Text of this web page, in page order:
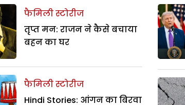
फैमिली स्टोरीज
तृप्त मन: राजन ने कैसे बचाया
बहन का घर
फैमिली स्टोरीज
Hindi Stories: आंगन का बिरवा